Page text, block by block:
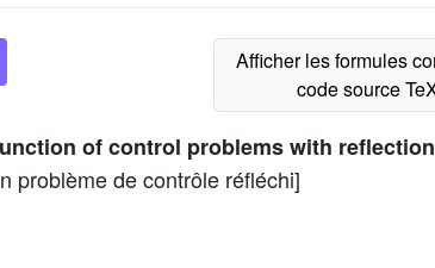
of control problems with reflection
problème de contrôle réfléchi]